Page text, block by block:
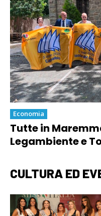
Economia
Tutte in
Legambiente e
CULTURA ED